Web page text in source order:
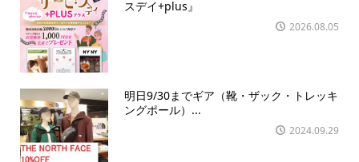
スデイ+plus』
2026.08.05
明日9/30までギア（靴・ザック・トレッキ
ングポール）...
2024.09.29